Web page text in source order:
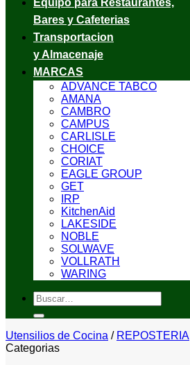
Equipo para Restaurantes,
Bares y Cafeterias
Transportacion
y Almacenaje
MARCAS
ADVANCE TABCO
AMANA
CAMBRO
CAMPUS
CARLISLE
CHOICE
CORIAT
EAGLE GROUP
GET
IRP
KitchenAid
LAKESIDE
NOBLE
SOLWAVE
VOLLRATH
WARING
Buscar
por:
Utensilios de Cocina / REPOSTERIA
Categorias